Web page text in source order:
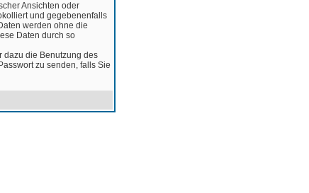
Ansichten oder
und gegebenenfalls
werden ohne die
Daten durch so
dazu die Benutzung des
zu senden, falls Sie